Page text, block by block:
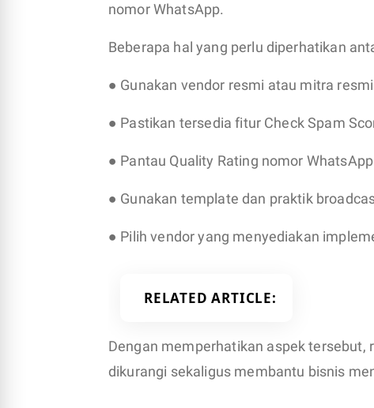
nomor WhatsApp.
Beberapa hal yang perlu diperhatikan
● Gunakan vendor resmi atau mitra
● Pastikan tersedia fitur Check Spam
● Pantau Quality Rating nomor
● Gunakan template dan praktik
● Pilih vendor yang menyediakan
RELATED ARTICLE
Dengan memperhatikan aspek
dikurangi sekaligus membantu bisnis